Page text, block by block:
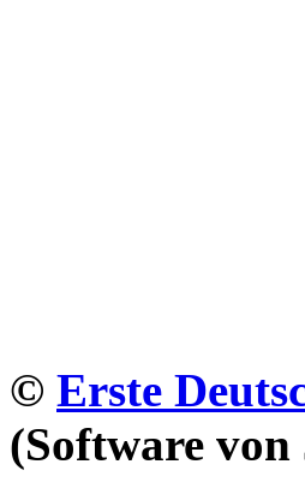
© Erste
(Software von